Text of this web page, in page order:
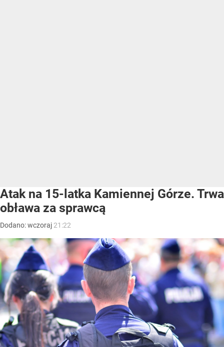
Atak na 15-latka Kamiennej Górze. Trwa
obława za sprawcą
Dodano:wczoraj 21:22